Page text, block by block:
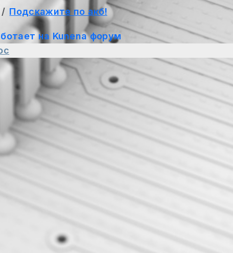
Подскажите по акб!
на Kunena форум